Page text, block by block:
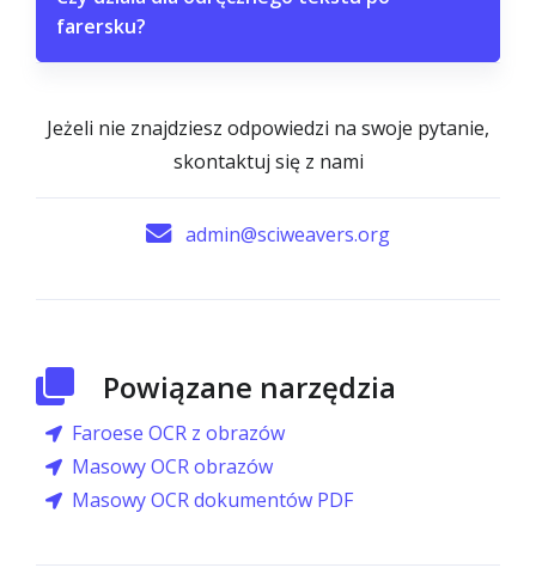
farersku?
Jeżeli nie znajdziesz odpowiedzi na swoje pytanie,
skontaktuj się z nami
admin@sciweavers.org
Powiązane narzędzia
Faroese OCR z obrazów
Masowy OCR obrazów
Masowy OCR dokumentów PDF